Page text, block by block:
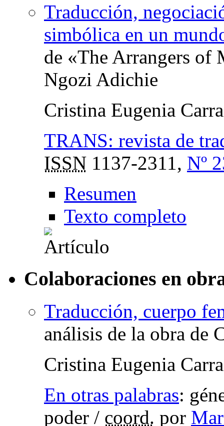
Traducción,
simbólica en un
de «The Arrangers of
Ngozi Adichie
Cristina Eugenia
TRANS: revista de
ISSN 1137-2311, Nº
Resumen
Texto completo
Colaboraciones en
Traducción, cuerpo
análisis de la obra de
Cristina Eugenia
En otras palabras:
poder / coord. por